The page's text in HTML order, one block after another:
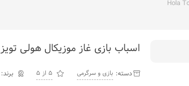
اسباب بازی غاز موزیکال هولی تویز Hola Toys
دسته: بازی و سرگرمی 5 از 5